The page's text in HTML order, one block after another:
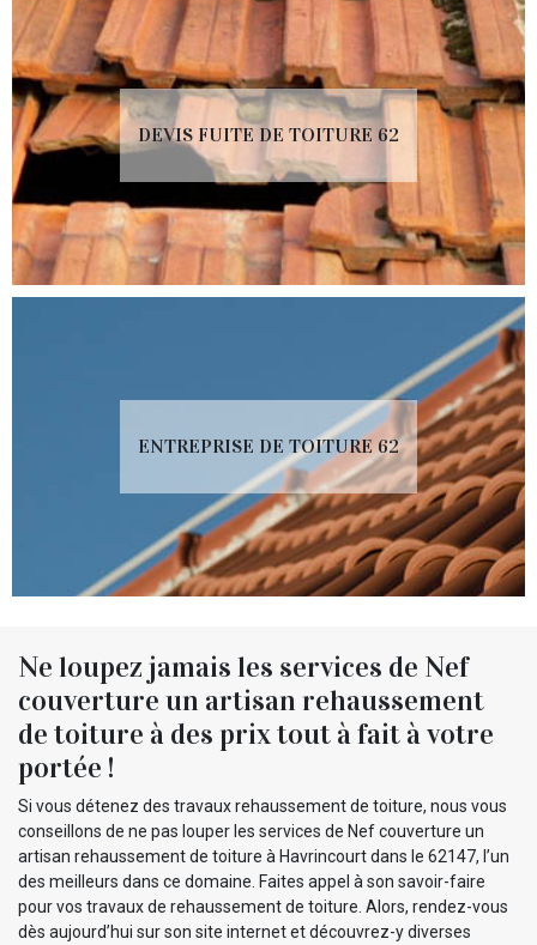
DEVIS FUITE DE TOITURE 62
ENTREPRISE DE TOITURE 62
Ne loupez jamais les services de Nef
couverture un artisan rehaussement
de toiture à des prix tout à fait à votre
portée !
Si vous détenez des travaux rehaussement de toiture, nous vous
conseillons de ne pas louper les services de Nef couverture un
artisan rehaussement de toiture à Havrincourt dans le 62147, l’un
des meilleurs dans ce domaine. Faites appel à son savoir-faire
pour vos travaux de rehaussement de toiture. Alors, rendez-vous
dès aujourd’hui sur son site internet et découvrez-y diverses